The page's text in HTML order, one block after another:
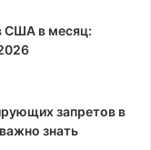
США в месяц:
запретов в
знать